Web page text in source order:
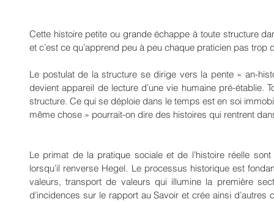
Cette histoire petite ou grande échappe à toute structure
et c’est ce qu’apprend peu à peu chaque praticien pas trop
Le postulat de la structure se dirige vers la pente « an-
devient appareil de lecture d’une vie humaine pré-établie.
structure. Ce qui se déploie dans le temps est en soi
même chose » pourrait-on dire des histoires qui rentrent
Le primat de la pratique sociale et de l’histoire réelle
lorsqu’il renverse Hegel. Le processus historique est
valeurs, transport de valeurs qui illumine la première
d’incidences sur le rapport au Savoir et crée ainsi